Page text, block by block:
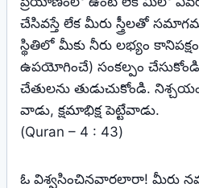
చేసివస్తే లేక మీరు స్త్రీలతో
స్థితిలో మీకు నీరు లభ్యం
ఉపయోగించే) సంకల్పం
చేతులను తుడుచుకోండి.
వాడు, క్షమాభిక్ష పెట్టేవాడు.
(Quran – 4 : 43)
ఓ విశ్వసించినవారలారా! మీరు